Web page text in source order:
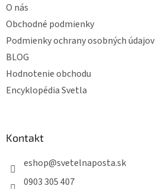
O nás
Obchodné podmienky
Podmienky ochrany osobných údajov
BLOG
Hodnotenie obchodu
Encyklopédia Svetla
Kontakt
eshop@svetelnaposta.sk
0903 305 407